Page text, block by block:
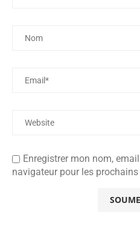
Enregistrer mon nom,
navigateur pour les